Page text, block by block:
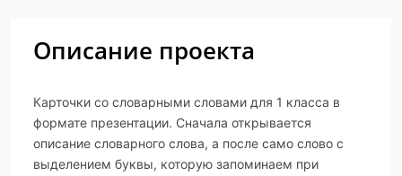
Описание проекта
Карточки со словарными словами для 1 класса в
формате презентации. Сначала открывается
описание словарного слова, а после само слово с
выделением буквы, которую запоминаем при